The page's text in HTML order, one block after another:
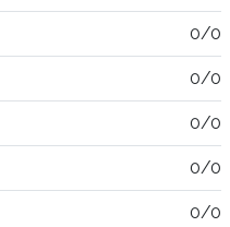
0/0
0/0
0/0
0/0
0/0